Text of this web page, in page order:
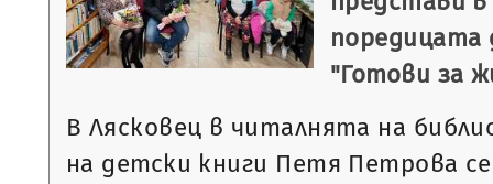
поредицата
"Готови за
В Лясковец в читалнята на
на детски книги Петя Петрова